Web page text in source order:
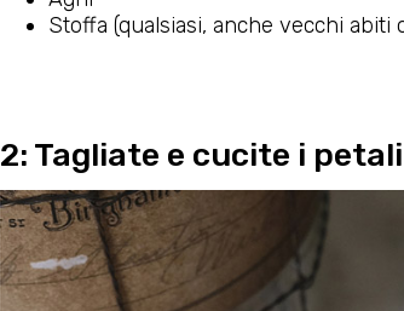
Stoffa (qualsiasi, anche vecchi abiti
2: Tagliate e cucite i petali